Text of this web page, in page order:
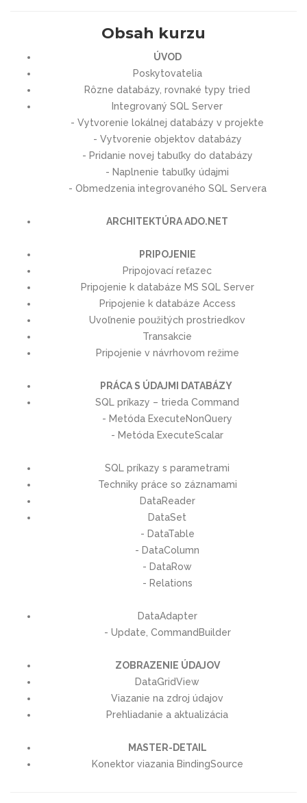
Obsah kurzu
ÚVOD
Poskytovatelia
Rôzne databázy, rovnaké typy tried
Integrovaný SQL Server
- Vytvorenie lokálnej databázy v projekte
- Vytvorenie objektov databázy
- Pridanie novej tabuľky do databázy
- Naplnenie tabuľky údajmi
- Obmedzenia integrovaného SQL Servera
ARCHITEKTÚRA ADO.NET
PRIPOJENIE
Pripojovací reťazec
Pripojenie k databáze MS SQL Server
Pripojenie k databáze Access
Uvoľnenie použitých prostriedkov
Transakcie
Pripojenie v návrhovom režime
PRÁCA S ÚDAJMI DATABÁZY
SQL príkazy – trieda Command
- Metóda ExecuteNonQuery
- Metóda ExecuteScalar
SQL príkazy s parametrami
Techniky práce so záznamami
DataReader
DataSet
- DataTable
- DataColumn
- DataRow
- Relations
DataAdapter
- Update, CommandBuilder
ZOBRAZENIE ÚDAJOV
DataGridView
Viazanie na zdroj údajov
Prehliadanie a aktualizácia
MASTER-DETAIL
Konektor viazania BindingSource